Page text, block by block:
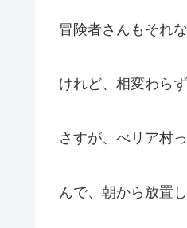
冒険者さんもそれ
けれど、相変わら
さすが、べリア村
んで、朝から放置